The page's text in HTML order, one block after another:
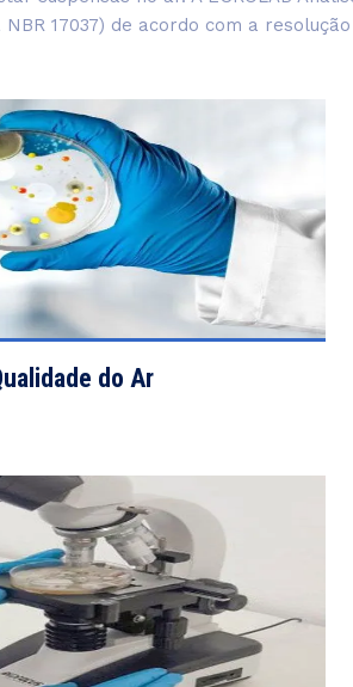
17037) de acordo com a resolução
VIEW DETAILS
do Ar
VIEW DETAILS